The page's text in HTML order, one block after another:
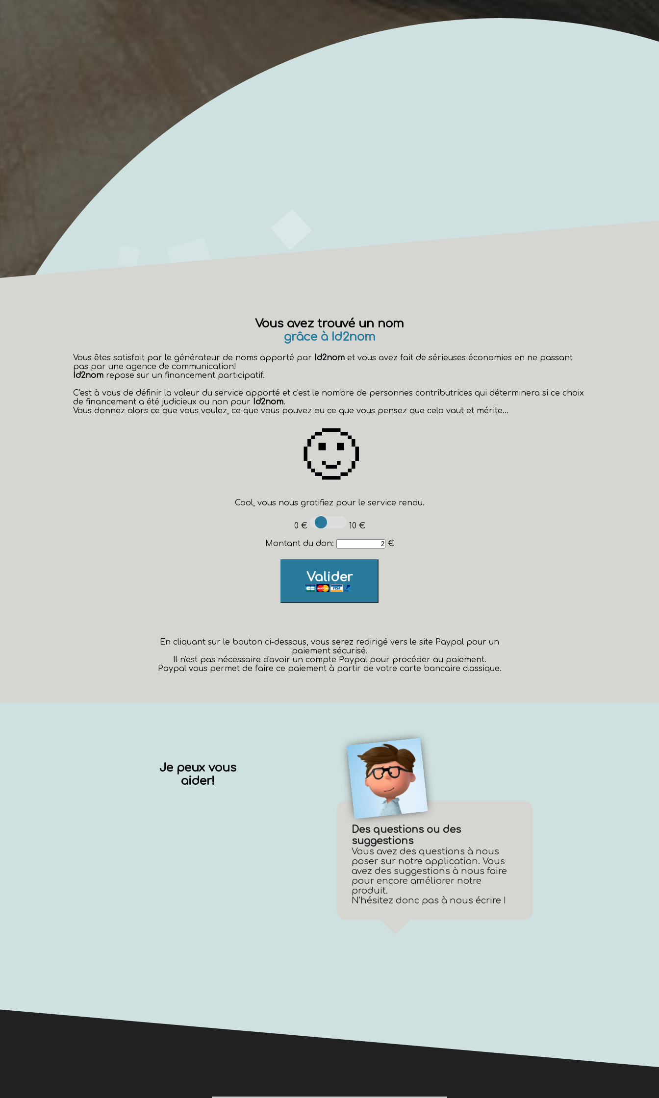
Vous avez trouvé un nom
grâce à Id2nom
Vous êtes satisfait par le générateur de noms apporté par Id2nom et vous avez fait de sérieuses économies en ne passant
pas par une agence de communication!
Id2nom repose sur un financement participatif.
C'est à vous de définir la valeur du service apporté et c'est le nombre de personnes contributrices qui déterminera si ce choix
de financement a été judicieux ou non pour Id2nom.
Vous donnez alors ce que vous voulez, ce que vous pouvez ou ce que vous pensez que cela vaut et mérite...
🙂
Cool, vous nous gratifiez pour le service rendu.
0 €
10 €
Montant du don:
€
Valider
En cliquant sur le bouton ci-dessous, vous serez redirigé vers le site Paypal pour un
paiement sécurisé.
Il n'est pas nécessaire d'avoir un compte Paypal pour procéder au paiement.
Paypal vous permet de faire ce paiement à partir de votre carte bancaire classique.
Je peux vous
aider!
Des questions ou des
suggestions
Vous avez des questions à nous
poser sur notre application. Vous
avez des suggestions à nous faire
pour encore améliorer notre
produit.
N’hésitez donc pas à nous écrire !